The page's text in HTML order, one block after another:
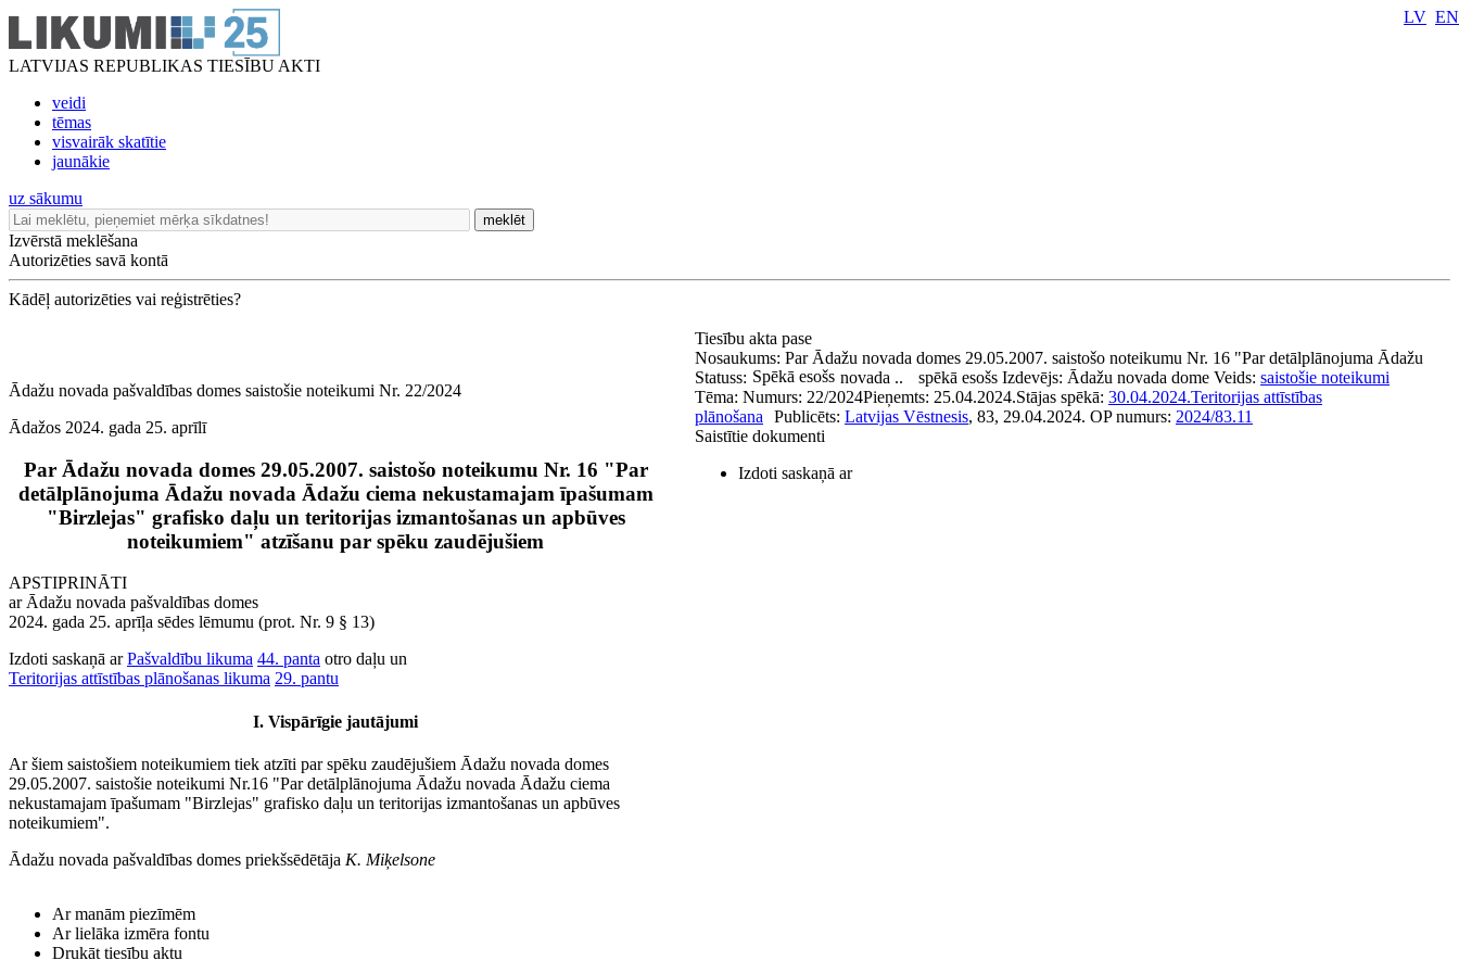
LATVIJAS REPUBLIKAS TIESĪBU AKTI
veidi
tēmas
visvairāk skatītie
jaunākie
LV EN
uz sākumu
meklēt
Izvērstā meklēšana
Autorizēties savā kontā
Kādēļ autorizēties vai reģistrēties?
Ādažu novada pašvaldības domes saistošie noteikumi Nr. 22/2024
Ādažos 2024. gada 25. aprīlī
Par Ādažu novada domes 29.05.2007. saistošo noteikumu Nr. 16 "Par
detālplānojuma Ādažu novada Ādažu ciema nekustamajam īpašumam
"Birzlejas" grafisko daļu un teritorijas izmantošanas un apbūves
noteikumiem" atzīšanu par spēku zaudējušiem
APSTIPRINĀTI
ar Ādažu novada pašvaldības domes
2024. gada 25. aprīļa sēdes lēmumu (prot. Nr. 9 § 13)
Izdoti saskaņā arPašvaldību likuma 44. panta otro daļu un
Teritorijas attīstības plānošanas likuma 29. pantu
I. Vispārīgie jautājumi
Ar šiem saistošiem noteikumiem tiek atzīti par spēku zaudējušiem Ādažu novada domes
29.05.2007. saistošie noteikumi Nr.16 "Par detālplānojuma Ādažu novada Ādažu ciema
nekustamajam īpašumam "Birzlejas" grafisko daļu un teritorijas izmantošanas un apbūves
noteikumiem".
Ādažu novada pašvaldības domes priekšsēdētāja K. Miķelsone
Tiesību akta pase
Nosaukums: Par Ādažu novada domes 29.05.2007. saistošo noteikumu Nr. 16 "Par detālplānojuma Ādažu
novada ..
Statuss: Spēkā esošs spēkā esošs Izdevējs: Ādažu novada dome Veids: saistošie noteikumi
Numurs: 22/2024Pieņemts: 25.04.2024.Stājas spēkā: 30.04.2024.
Tēma:
Teritorijas attīstības
plānošana
Publicēts: Latvijas Vēstnesis, 83, 29.04.2024. OP numurs: 2024/83.11
Saistītie dokumenti
Izdoti saskaņā ar
Ar manām piezīmēm
Ar lielāka izmēra fontu
Drukāt tiesību aktu